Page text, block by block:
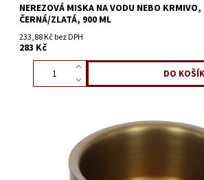
NEREZOVÁ MISKA NA VODU NEBO
ČERNÁ/ZLATÁ, 900 ML
233,88 Kč bez DPH
283 Kč